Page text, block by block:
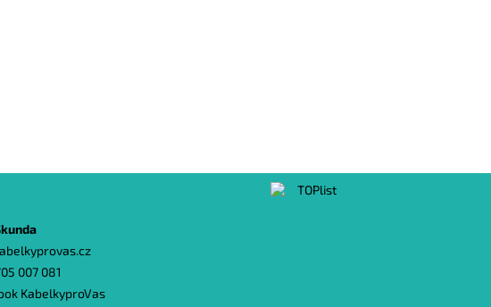
007 081
KabelkyproVas